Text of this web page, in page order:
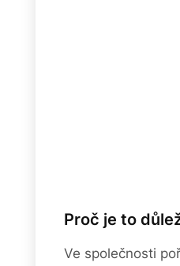
Proč je to
Ve společnosti